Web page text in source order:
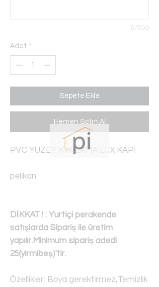
0/500
Adet *
Sepete Ekle
Hemen Satın Al
PVC YÜZEY KAPLAMA LUX KAPI
pelikan
DİKKAT ! : Yurtiçi perakende
satışlarda Sipariş ile üretim
yapılır.Minimum sipariş adedi
25(yirmibeş)'tir.
Özellikler: Boya gerektirmez,Temizlik